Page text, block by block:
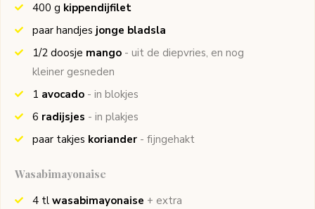
400 g kippendijfilet
paar handjes jonge bladsla
1/2 doosje mango - uit de diepvries, en nog
kleiner gesneden
1 avocado - in blokjes
6 radijsjes - in plakjes
paar takjes koriander - fijngehakt
Wasabimayonaise
4 tl wasabimayonaise + extra